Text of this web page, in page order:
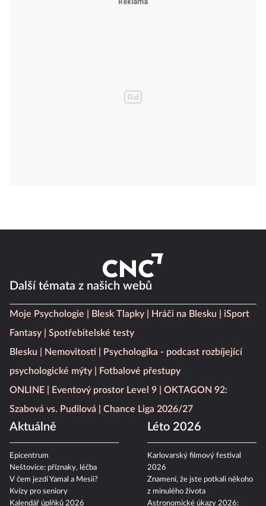
Další témata z našich webů
Moje Psychologie Blesk Tlapky Hráči na Blesku
iSport
Fantasy
Spotřebitelské testy
Blesku
Nemovitosti
Psychologika - podcast rozbíjející
psychologické mýty
Fotbalové přestupy
ONLINE
Eventový prostor Level 9
OKTAGON 92:
Szabová vs. Pudilová
Chance Liga 2026/27
Aktuálně
Epicentrum
Neštovice: příznaky, léčba
V čem jezdí Yamal a Mesii?
Kvízy pro seniory
Kalendář úplňků 2026
Léto 2026
Karlovarský filmový festival
2026
Znamení, že jste potkali někoho
z minulého života
Astronomické úkazy 2026: